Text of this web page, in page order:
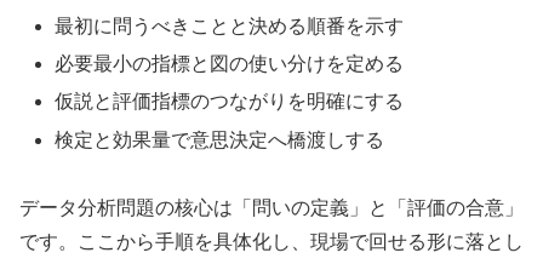
最初に問うべきことと決める順番を示す
必要最小の指標と図の使い分けを定める
仮説と評価指標のつながりを明確にする
検定と効果量で意思決定へ橋渡しする
データ分析問題の核心は「問いの定義」と「評価の合意」
です。ここから手順を具体化し、現場で回せる形に落とし